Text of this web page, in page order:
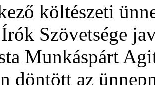
költészeti
Szövetsége
Munkáspárt
döntött az